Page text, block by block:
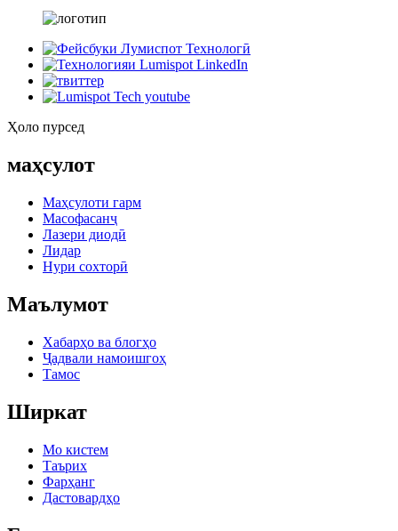
Ҳоло пурсед
маҳсулот
Маҳсулоти гарм
Масофасанҷ
Лазери диодӣ
Лидар
Нури сохторӣ
Маълумот
Хабарҳо ва блогҳо
Ҷадвали намоишгоҳ
Тамос
Ширкат
Мо кистем
Таърих
Фарҳанг
Дастовардҳо